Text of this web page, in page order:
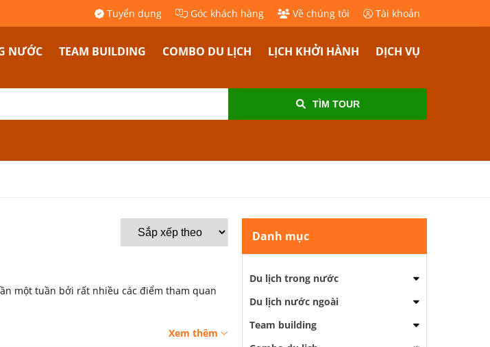
Tuyển dụng Góc khách hàng Về chúng tôi Tài khoản
NƯỚC TEAM BUILDING COMBO DU LỊCH LỊCH KHỞI HÀNH DỊCH VỤ
TÌM TOUR
một tuần bởi rất nhiều các điểm tham quan
Xem thêm
Danh mục
Du lịch trong nước
Du lịch nước ngoài
Team building